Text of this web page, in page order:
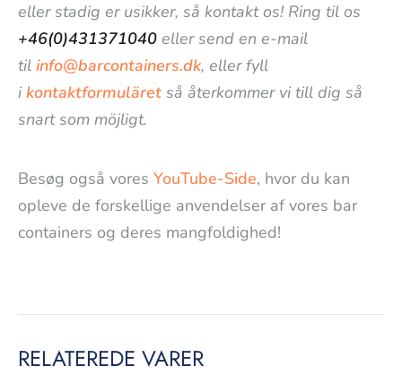
eller stadig er usikker, så kontakt os! Ring til os
+46(0)431371040 eller send en e-mail
til info@barcontainers.dk, eller fyll
i kontaktformuläret så återkommer vi till dig så
snart som möjligt.
Besøg også vores YouTube-Side, hvor du kan
opleve de forskellige anvendelser af vores bar
containers og deres mangfoldighed!
RELATEREDE VARER